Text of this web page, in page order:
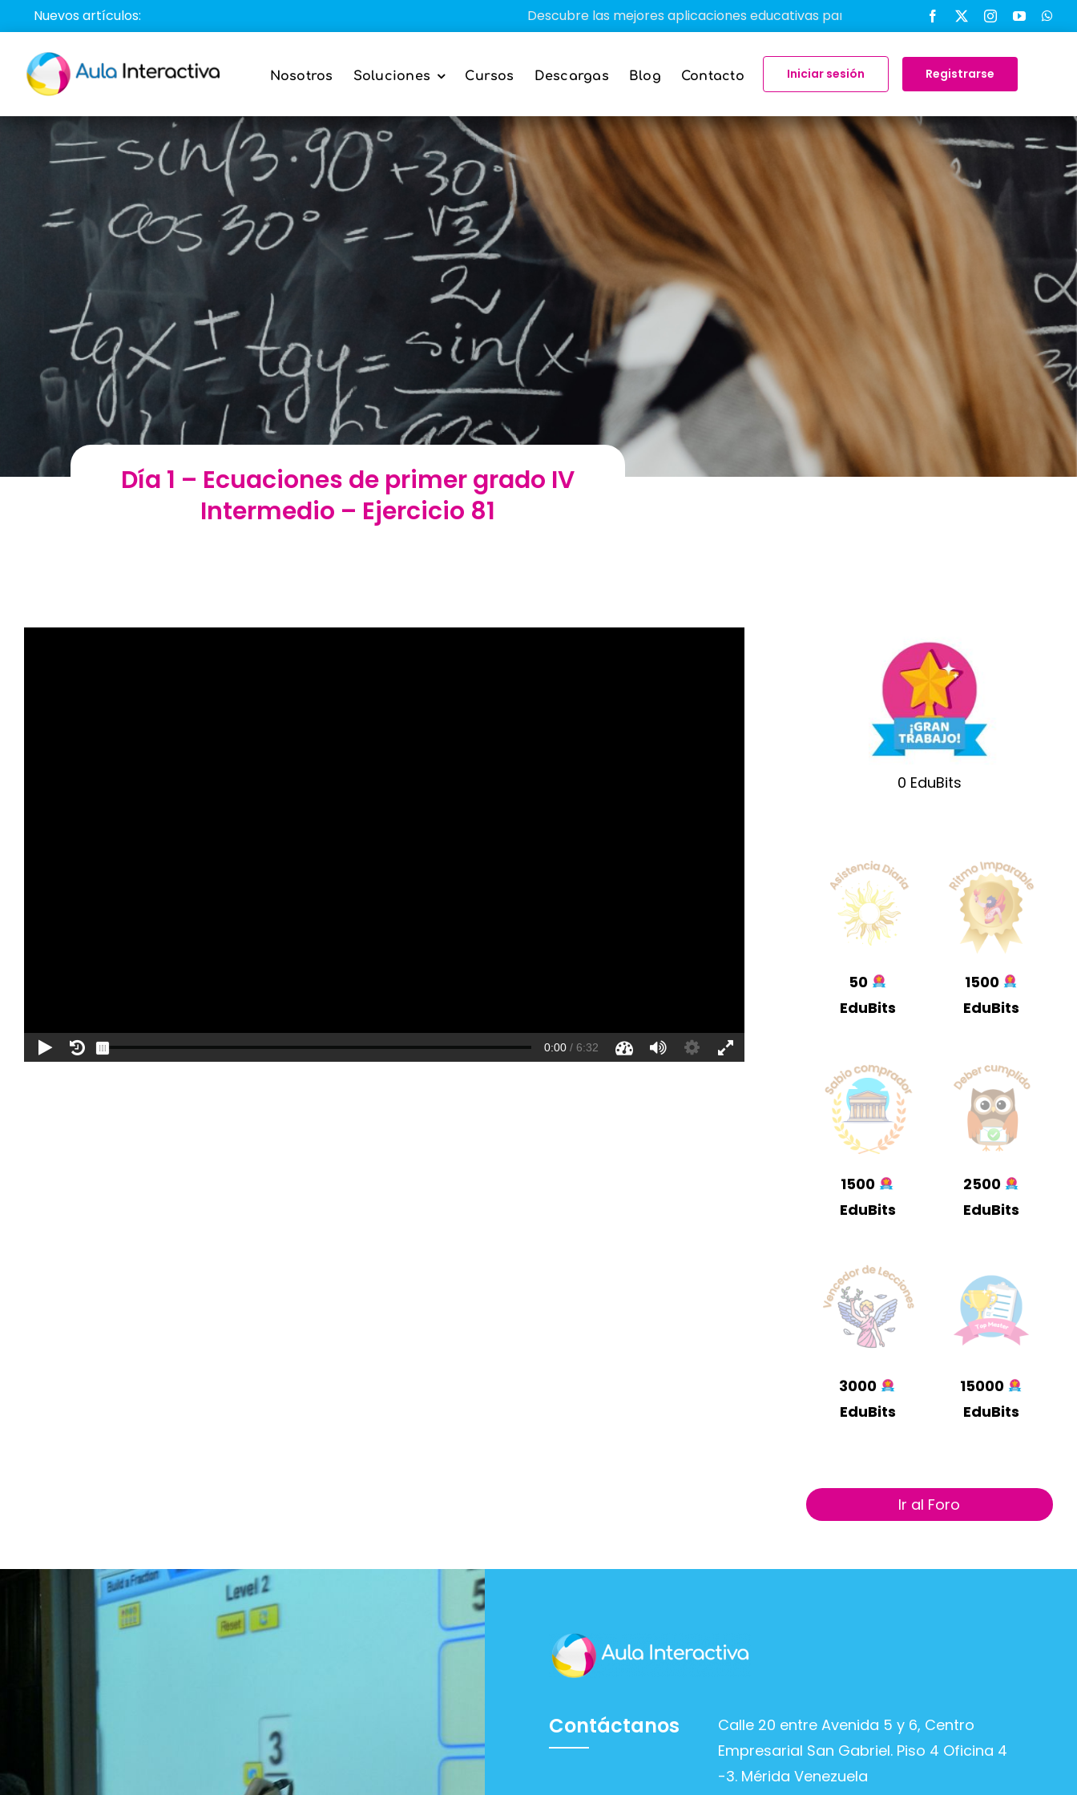
Saltar
al
contenido
Nuevos artículos: Descubre las mejores aplicaciones educativas para transformar el aprendizaje en el aula -
Nosotros Soluciones Cursos Descargas Blog Contacto Iniciar sesión Registrarse
Día 1 – Ecuaciones de primer grado IV
Intermedio – Ejercicio 81
0 EduBits
50
EduBits
1500
EduBits
1500
EduBits
2500
EduBits
3000
EduBits
15000
EduBits
Ir al Foro
Contáctanos
Calle 20 entre Avenida 5 y 6, Centro
Empresarial San Gabriel. Piso 4 Oficina 4
-3. Mérida Venezuela